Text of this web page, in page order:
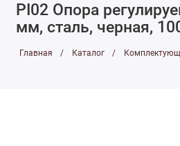
PI02 Опора
мм, сталь, черная,
Главная Каталог